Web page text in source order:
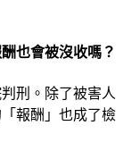
也會被沒收嗎？
刑。除了被害人
報酬」也成了檢